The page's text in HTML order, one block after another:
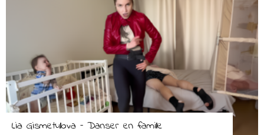
Lia Gismetullova – Danser en famille